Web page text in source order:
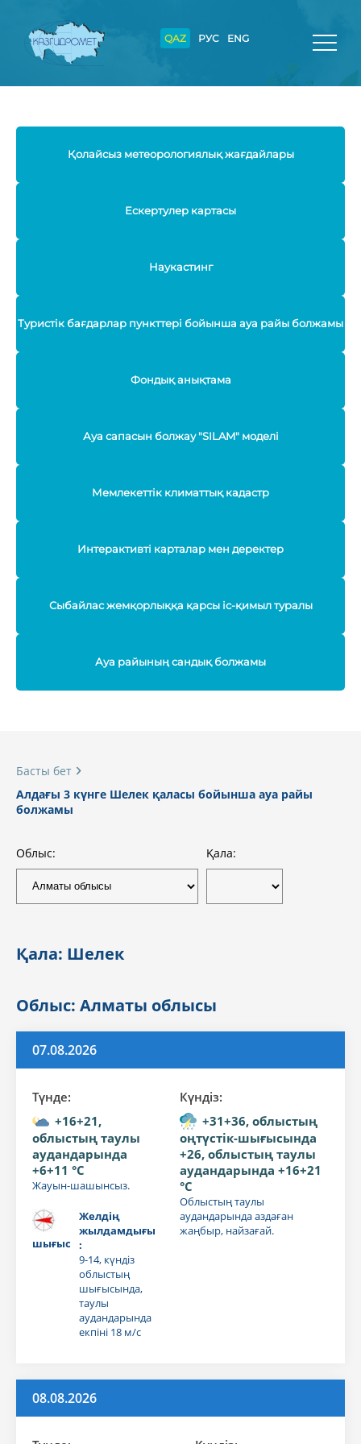
QAZ РУС ENG
Қолайсыз метеорологиялық жағдайлары
Ескертулер картасы
Наукастинг
Туристік бағдарлар пункттері бойынша ауа райы болжамы
Фондық анықтама
Ауа сапасын болжау "SILAM" моделі
Мемлекеттік климаттық кадастр
Интерактивті карталар мен деректер
Сыбайлас жемқорлыққа қарсы іс-қимыл туралы
Ауа райының сандық болжамы
Басты бет
Алдағы 3 күнге Шелек қаласы бойынша ауа райы
болжамы
Облыс: Қала:
Қала: Шелек
Облыс: Алматы облысы
07.08.2026
Түнде:
+16+21,
облыстың таулы
аудандарында
+6+11 °C
Жауын-шашынсыз.
шығыс
Желдің
жылдамдығы
:
9-14, күндіз
облыстың
шығысында,
таулы
аудандарында
екпіні 18 м/с
Күндiз:
+31+36, облыстың
оңтүстік-шығысында
+26, облыстың таулы
аудандарында +16+21
°C
Облыстың таулы
аудандарында аздаған
жаңбыр, найзағай.
08.08.2026